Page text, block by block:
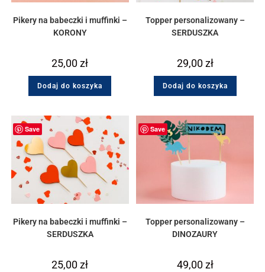
Pikery na babeczki i muffinki –
KORONY
25,00zł
Dodaj do koszyka
Topper personalizowany –
SERDUSZKA
29,00zł
Dodaj do koszyka
Save
Pikery na babeczki i muffinki –
SERDUSZKA
25,00zł
Save
Topper personalizowany –
DINOZAURY
49,00zł